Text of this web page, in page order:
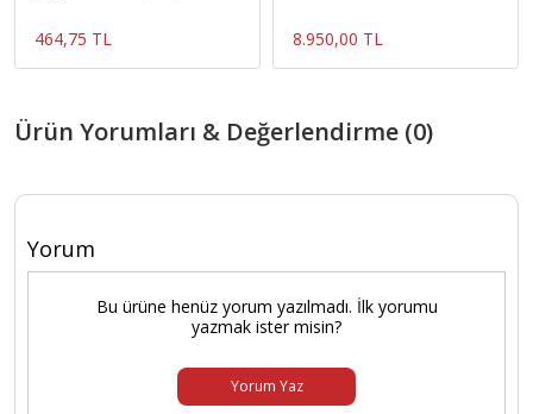
464,75 TL 8.950,00 TL
Ürün Yorumları & Değerlendirme (0)
Yorum
Bu ürüne henüz yorum yazılmadı. İlk yorumu
yazmak ister misin?
Yorum Yaz